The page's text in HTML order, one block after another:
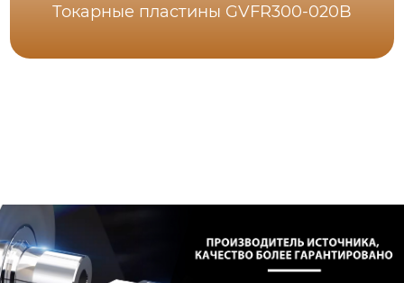
Токарные пластины GVFR300-020B